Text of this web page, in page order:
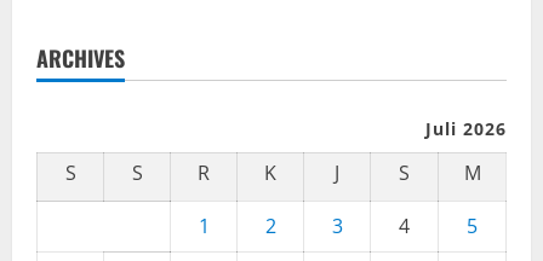
ARCHIVES
Juli 2026
S S R K J S
M
1
2 3 4
5